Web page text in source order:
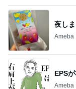
夜し
Ameba
EPS
Ameba